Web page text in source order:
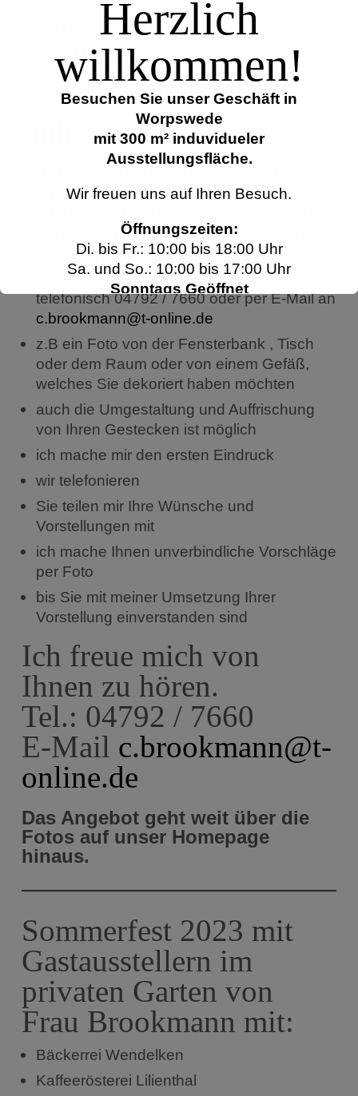
c.brookmann@t-
online.de
Individuelle Beratung
Auch eine individuelle Beratung
ist möglich. Frau C. Brookmann
auch online und telefonisch an.
schicken Sie ein Foto von den
Gegebenheiten, wofür Sie etwas suchen
telefonisch 04792 / 7660 oder per E-Mail an
c.brookmann@t-online.de
z.B ein Foto von der Fensterbank , Tisch
oder dem Raum oder von einem Gefäß,
welches Sie dekoriert haben möchten
auch die Umgestaltung und Auffrischung
von Ihren Gestecken ist möglich
ich mache mir den ersten Eindruck
wir telefonieren
Sie teilen mir Ihre Wünsche und
Vorstellungen mit
ich mache Ihnen unverbindliche Vorschläge
per Foto
bis Sie mit meiner Umsetzung Ihrer
Vorstellung einverstanden sind
Ich freue mich von
Ihnen zu hören.
Tel.: 04792 / 7660
E-Mail c.brookmann@t-
online.de
Das Angebot geht weit über die
Fotos auf unser Homepage
hinaus.
Sommerfest 2023 mit
Gastausstellern im
privaten Garten von
Frau Brookmann mit:
Bäckerrei Wendelken
Kaffeerösterei Lilienthal
Herzlich
willkommen!
Besuchen Sie unser Geschäft in
Worpswede
mit 300 m² induvidueler
Ausstellungsfläche.
Wir freuen uns auf Ihren Besuch.
Öffnungszeiten:
Di. bis Fr.: 10:00 bis 18:00 Uhr
Sa. und So.: 10:00 bis 17:00 Uhr
Sonntags Geöffnet
Montags Geschlossen